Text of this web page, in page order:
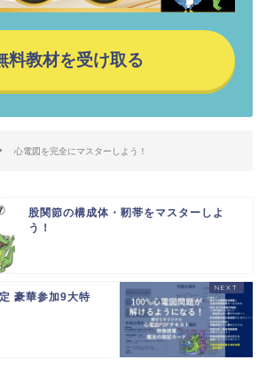
料教材を受け取る
心電図を完全にマスターしよう！
股関節の構成体・靭帯をマスターしよ
う！
豪華参加9大特